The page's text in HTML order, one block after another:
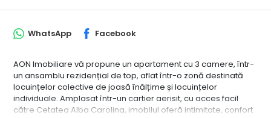
WhatsApp Facebook
AON Imobiliare vă propune un apartament cu 3 camere, într-
un ansamblu rezidențial de top, aflat într-o zonă destinată
locuințelor colective de joasă înălțime și locuințelor
individuale. Amplasat într-un cartier aerisit, cu acces facil
către Cetatea Alba Carolina, imobilul oferă intimitate, confort